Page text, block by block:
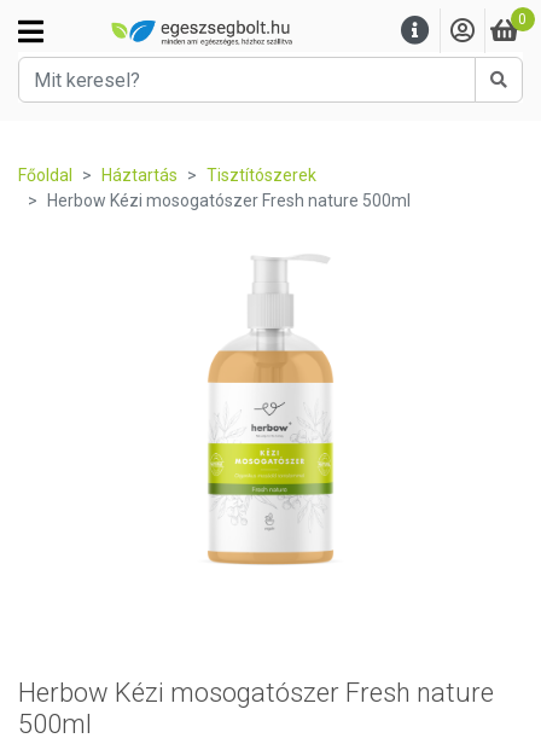
0
Főoldal Háztartás
Tisztítószerek
Herbow Kézi mosogatószer Fresh nature 500ml
Herbow Kézi mosogatószer Fresh nature
500ml